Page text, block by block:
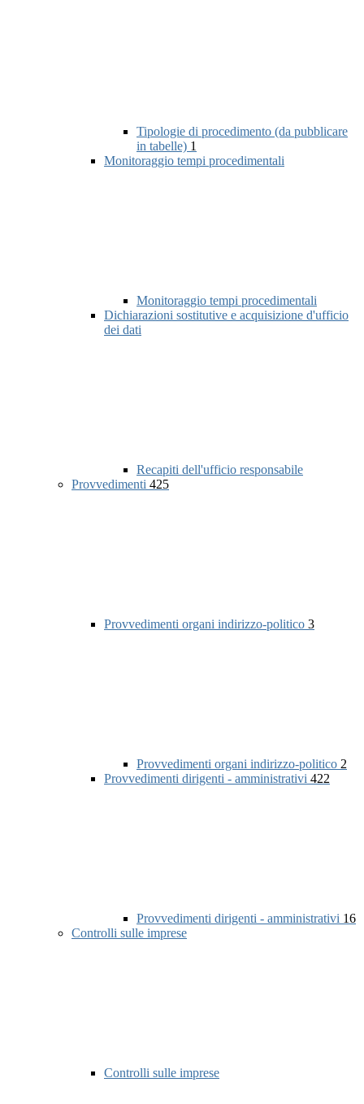
Tipologie di procedimento (da pubblicare
in tabelle) 1
Monitoraggio tempi procedimentali
Monitoraggio tempi procedimentali
Dichiarazioni sostitutive e acquisizione d'ufficio
dei dati
Recapiti dell'ufficio responsabile
Provvedimenti 425
Provvedimenti organi indirizzo-politico 3
Provvedimenti organi indirizzo-politico 2
Provvedimenti dirigenti - amministrativi 422
Provvedimenti dirigenti - amministrativi 16
Controlli sulle imprese
Controlli sulle imprese